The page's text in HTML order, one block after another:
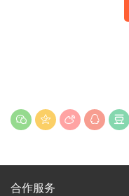
合作服务